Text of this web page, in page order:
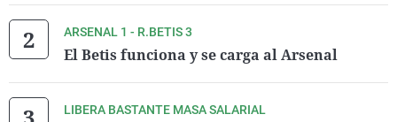
ARSENAL 1 - R.BETIS 3
El Betis funciona y se carga al Arsenal
LIBERA BASTANTE MASA SALARIAL